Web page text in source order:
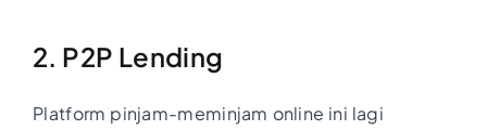
2. P2P Lending
Platform pinjam-meminjam online ini lagi